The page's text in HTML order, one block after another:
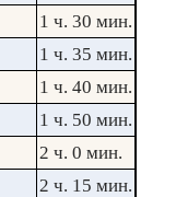
1 ч. 30 мин.
1 ч. 35 мин.
1 ч. 40 мин.
1 ч. 50 мин.
2 ч. 0 мин.
2 ч. 15 мин.